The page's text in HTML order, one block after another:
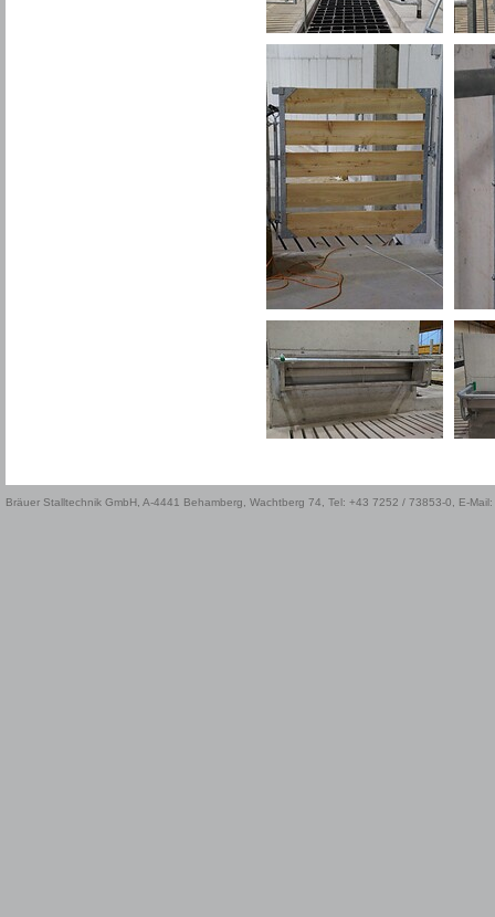
Bräuer Stalltechnik GmbH, A-4441 Behamberg, Wachtberg 74, Tel: +43 7252 / 73853-0, E-Mail: